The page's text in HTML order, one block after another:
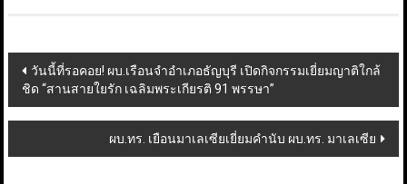
Post
navigation
วันนี้ที่รอคอย! ผบ.เรือนจำอำเภอธัญบุรี เปิดกิจกรรมเยี่ยมญาติใกล้
ชิด “สานสายใยรัก เฉลิมพระเกียรติ 91 พรรษา”
ผบ.ทร. เยือนมาเลเซียเยี่ยมคำนับ ผบ.ทร. มาเลเซีย